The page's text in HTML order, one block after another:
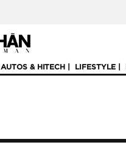
AUTOS & HITECH LIFESTYLE